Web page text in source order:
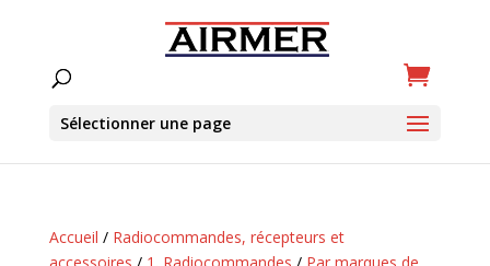
Sélectionner une page
Accueil / Radiocommandes, récepteurs et